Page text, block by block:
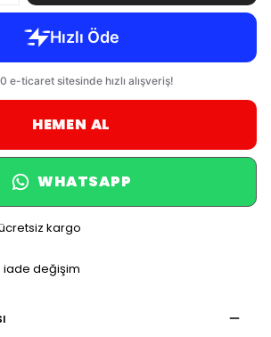
HEMEN AL
WHATSAPP
kargo
iade değişim